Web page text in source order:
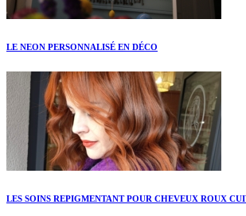
LE NEON PERSONNALISÉ EN DÉCO
LES SOINS REPIGMENTANT POUR CHEVEUX ROUX